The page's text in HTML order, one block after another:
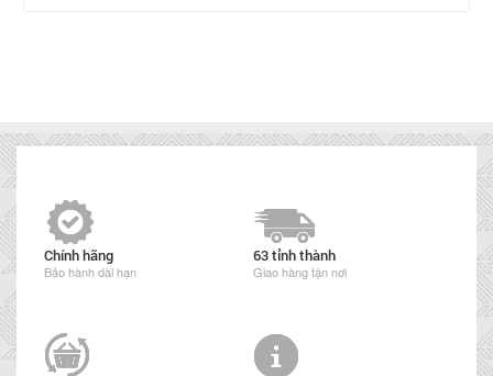
Chính hãng
Bảo hành dài hạn
63 tỉnh thành
Giao hàng tận nơi